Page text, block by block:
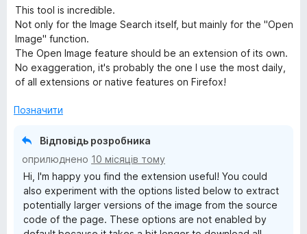
ц
н
к
а
5
5
This tool is incredible.
Not only for the Image Search itself, but mainly for the "Open
Image" function.
The Open Image feature should be an extension of its own.
No exaggeration, it's probably the one I use the most daily,
of all extensions or native features on Firefox!
Позначити
Відповідь розробника
оприлюднено 10 місяців тому
Hi, I'm happy you find the extension useful! You could
also experiment with the options listed below to extract
potentially larger versions of the image from the source
code of the page. These options are not enabled by